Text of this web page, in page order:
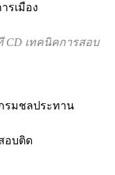
รเมือง
CD เทคนิคการสอบ
รมชลประทาน
อบติด